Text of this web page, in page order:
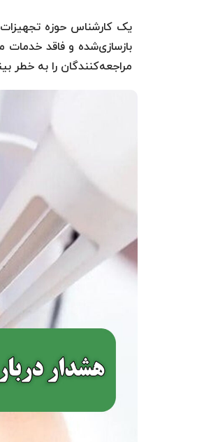
یک کارشناس حوزه
بازسازی‌شده و فاقد خدمات
مراجعه‌کنندگان را به خطر